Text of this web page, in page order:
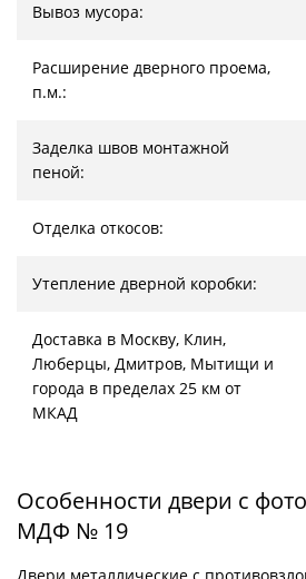
Вывоз мусора:
Расширение дверного проема,
п.м.:
Заделка швов монтажной
пеной:
Отделка откосов:
Утепление дверной коробки:
Доставка в Москву, Клин,
Люберцы, Дмитров, Мытищи и
города в пределах 25 км от
МКАД
Особенности двери с
МДФ № 19